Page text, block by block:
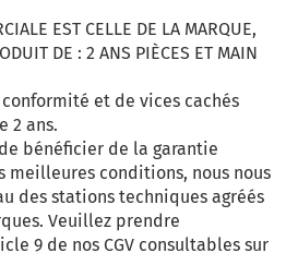
EST CELLE DE LA MARQUE,
DE : 2 ANS PIÈCES ET MAIN
et de vices cachés
2 ans.
bénéficier de la garantie
meilleures conditions, nous nous
des stations techniques agréés
Veuillez prendre
9 de nos CGV consultables sur